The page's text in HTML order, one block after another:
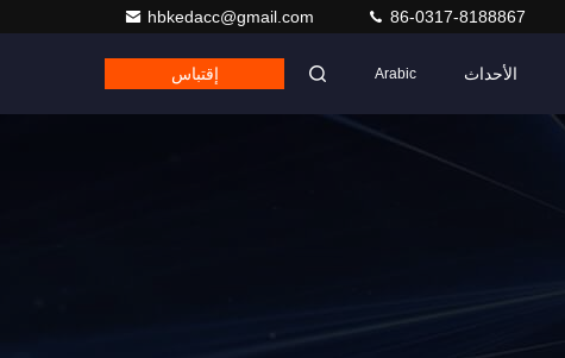
hbkedacc@gmail.com 86-0317-8188867
الأحداث Arabic إقتباس